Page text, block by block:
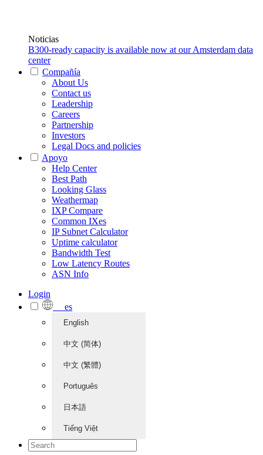
Noticias
B300-ready capacity is available now at our Amsterdam data
center
Compañía
About Us
Contact us
Leadership
Careers
Partnership
Investors
Legal Docs and policies
Apoyo
Help Center
Best Path
Looking Glass
Weathermap
IXP Compare
Common IXes
IP Subnet Calculator
Uptime calculator
Bandwidth Test
Low Latency Routes
ASN Info
Login
es
English
中文 (简体)
中文 (繁體)
Português
日本語
Tiếng Việt